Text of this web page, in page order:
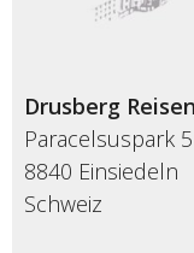
Drusberg
Paracelsuspark 5
8840 Einsiedeln
Schweiz